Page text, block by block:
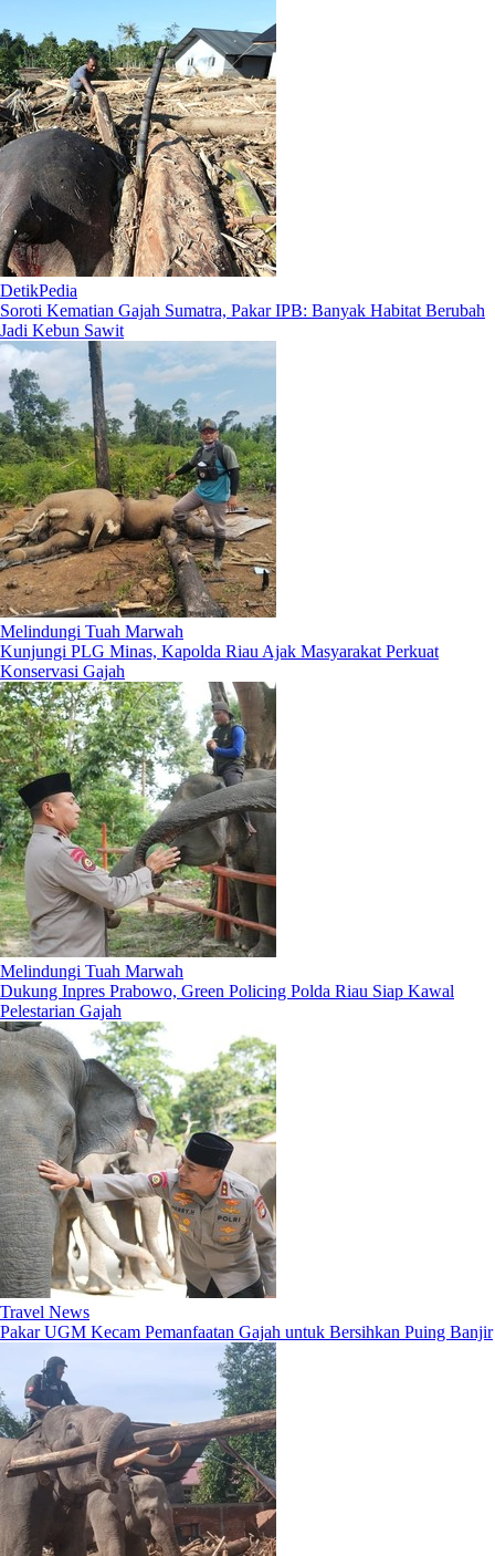
DetikPedia
Soroti Kematian Gajah Sumatra, Pakar IPB: Banyak Habitat Berubah
Jadi Kebun Sawit
Melindungi Tuah Marwah
Kunjungi PLG Minas, Kapolda Riau Ajak Masyarakat Perkuat
Konservasi Gajah
Melindungi Tuah Marwah
Dukung Inpres Prabowo, Green Policing Polda Riau Siap Kawal
Pelestarian Gajah
Travel News
Pakar UGM Kecam Pemanfaatan Gajah untuk Bersihkan Puing Banjir